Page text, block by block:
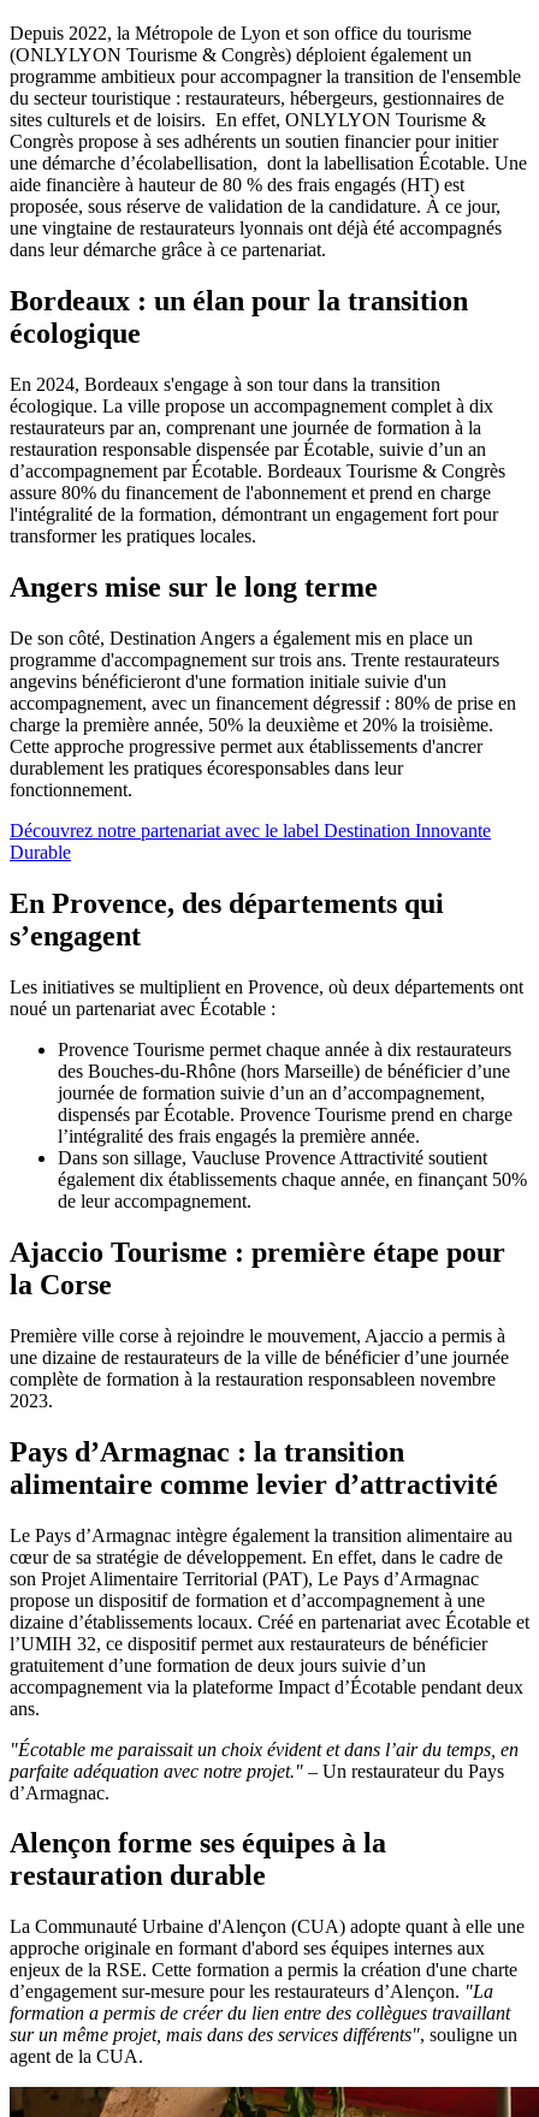
Depuis 2022, la Métropole de Lyon et son office du tourisme
(ONLYLYON Tourisme & Congrès) déploient également un
programme ambitieux pour accompagner la transition de l'ensemble
du secteur touristique : restaurateurs, hébergeurs, gestionnaires de
sites culturels et de loisirs. En effet, ONLYLYON Tourisme &
Congrès propose à ses adhérents un soutien financier pour initier
une démarche d’écolabellisation, dont la labellisation Écotable. Une
aide financière à hauteur de 80 % des frais engagés (HT) est
proposée, sous réserve de validation de la candidature. À ce jour,
une vingtaine de restaurateurs lyonnais ont déjà été accompagnés
dans leur démarche grâce à ce partenariat.
Bordeaux : un élan pour la transition
écologique
En 2024, Bordeaux s'engage à son tour dans la transition
écologique. La ville propose un accompagnement complet à dix
restaurateurs par an, comprenant une journée de formation à la
restauration responsable dispensée par Écotable, suivie d’un an
d’accompagnement par Écotable. Bordeaux Tourisme & Congrès
assure 80% du financement de l'abonnement et prend en charge
l'intégralité de la formation, démontrant un engagement fort pour
transformer les pratiques locales.
Angers mise sur le long terme
De son côté, Destination Angers a également mis en place un
programme d'accompagnement sur trois ans. Trente restaurateurs
angevins bénéficieront d'une formation initiale suivie d'un
accompagnement, avec un financement dégressif : 80% de prise en
charge la première année, 50% la deuxième et 20% la troisième.
Cette approche progressive permet aux établissements d'ancrer
durablement les pratiques écoresponsables dans leur
fonctionnement.
Découvrez notre partenariat avec le label Destination Innovante
Durable
En Provence, des départements qui
s’engagent
Les initiatives se multiplient en Provence, où deux départements ont
noué un partenariat avec Écotable :
Provence Tourisme permet chaque année à dix restaurateurs
des Bouches-du-Rhône (hors Marseille) de bénéficier d’une
journée de formation suivie d’un an d’accompagnement,
dispensés par Écotable. Provence Tourisme prend en charge
l’intégralité des frais engagés la première année.
Dans son sillage, Vaucluse Provence Attractivité soutient
également dix établissements chaque année, en finançant 50%
de leur accompagnement.
Ajaccio Tourisme : première étape pour
la Corse
Première ville corse à rejoindre le mouvement, Ajaccio a permis à
une dizaine de restaurateurs de la ville de bénéficier d’une journée
complète de formation à la restauration responsableen novembre
2023.
Pays d’Armagnac : la transition
alimentaire comme levier d’attractivité
Le Pays d’Armagnac intègre également la transition alimentaire au
cœur de sa stratégie de développement. En effet, dans le cadre de
son Projet Alimentaire Territorial (PAT), Le Pays d’Armagnac
propose un dispositif de formation et d’accompagnement à une
dizaine d’établissements locaux. Créé en partenariat avec Écotable et
l’UMIH 32, ce dispositif permet aux restaurateurs de bénéficier
gratuitement d’une formation de deux jours suivie d’un
accompagnement via la plateforme Impact d’Écotable pendant deux
ans.
"Écotable me paraissait un choix évident et dans l’air du temps, en
parfaite adéquation avec notre projet." – Un restaurateur du Pays
d’Armagnac.
Alençon forme ses équipes à la
restauration durable
La Communauté Urbaine d'Alençon (CUA) adopte quant à elle une
approche originale en formant d'abord ses équipes internes aux
enjeux de la RSE. Cette formation a permis la création d'une charte
d’engagement sur-mesure pour les restaurateurs d’Alençon. "La
formation a permis de créer du lien entre des collègues travaillant
sur un même projet, mais dans des services différents", souligne un
agent de la CUA.